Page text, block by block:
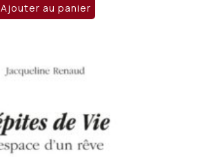
Ajouter au panier